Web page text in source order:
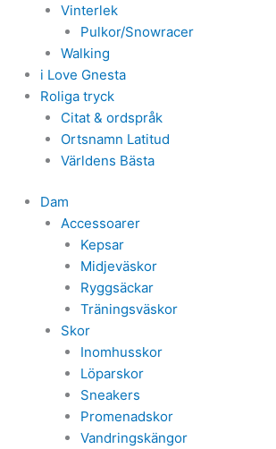
Vinterlek
Pulkor/Snowracer
Walking
i Love Gnesta
Roliga tryck
Citat & ordspråk
Ortsnamn Latitud
Världens Bästa
Dam
Accessoarer
Kepsar
Midjeväskor
Ryggsäckar
Träningsväskor
Skor
Inomhusskor
Löparskor
Sneakers
Promenadskor
Vandringskängor